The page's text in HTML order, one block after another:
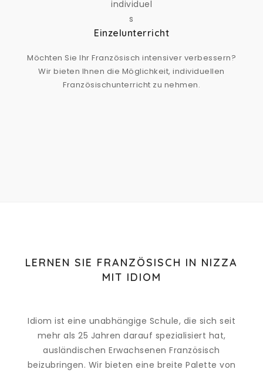
Einzelunterricht
Möchten Sie Ihr Französisch intensiver verbessern?
Wir bieten Ihnen die Möglichkeit, individuellen
Französischunterricht zu nehmen.
LERNEN SIE FRANZÖSISCH IN NIZZA
MIT IDIOM
Idiom ist eine unabhängige Schule, die sich seit
mehr als 25 Jahren darauf spezialisiert hat,
ausländischen Erwachsenen Französisch
beizubringen. Wir bieten eine breite Palette von